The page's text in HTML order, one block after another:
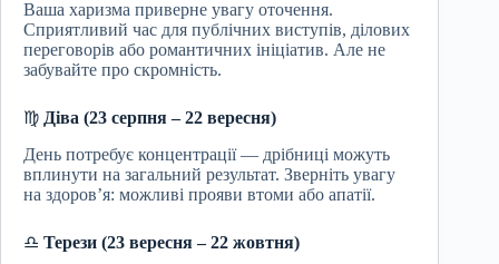
Ваша харизма приверне увагу оточення.
Сприятливий час для публічних виступів, ділових
переговорів або романтичних ініціатив. Але не
забувайте про скромність.
♍ Діва (23 серпня – 22 вересня)
День потребує концентрації — дрібниці можуть
вплинути на загальний результат. Зверніть увагу
на здоров’я: можливі прояви втоми або апатії.
♎ Терези (23 вересня – 22 жовтня)